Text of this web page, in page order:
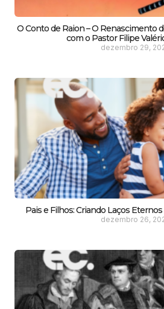
O Conto de Raion – O Renascimento
com o Pastor Filipe
dezembro 29,
Pais e Filhos: Criando Laços
dezembro 26,